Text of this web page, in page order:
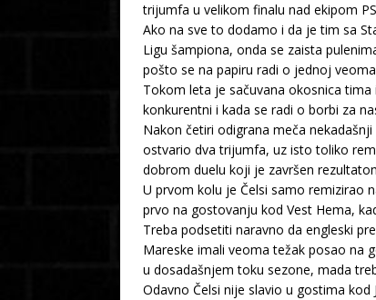
trijumfa u velikom finalu nad ekipom
Ako na sve to dodamo i da je tim sa
Ligu šampiona, onda se zaista
pošto se na papiru radi o jednoj
Tokom leta je sačuvana okosnica
konkurentni i kada se radi o borbi za
Nakon četiri odigrana meča
ostvario dva trijumfa, uz isto toliko
dobrom duelu koji je završen
U prvom kolu je Čelsi samo remizirao
prvo na gostovanju kod Vest Hema,
Treba podsetiti naravno da engleski
Mareske imali veoma težak posao na
u dosadašnjem toku sezone, mada
Odavno Čelsi nije slavio u gostima